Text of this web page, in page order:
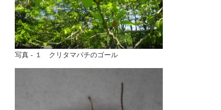
写真 - １ クリタマバチのゴール